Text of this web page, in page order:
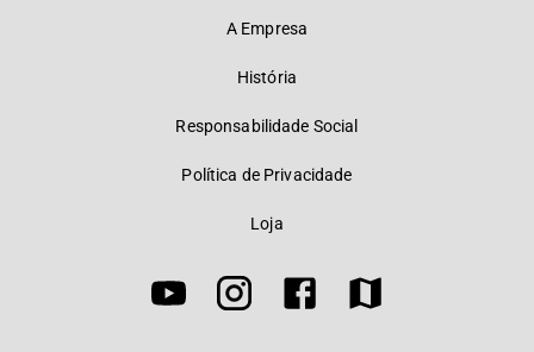
A Empresa
História
Responsabilidade Social
Política de Privacidade
Loja